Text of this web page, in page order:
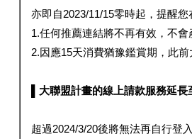
亦即自2023/11/15零時起，提醒
1.任何推薦連結將不再有效，不會
2.因應15天消費猶豫鑑賞期，此前
▌大聯盟計畫的線上請款服務延長
超過2024/3/20後將無法再自行登